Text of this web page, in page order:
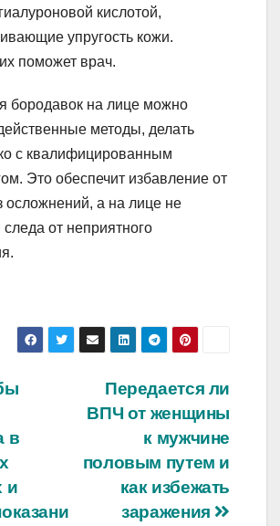
кислотой,
упругость кожи.
поможет врач.
бородавок на лице можно
методы, делать
с квалифицированным
Это обеспечит избавление от
осложнений, а на лице не
следа от неприятного
Передается ли
ВПЧ от женщины
к мужчине
половым путем и
как избежать
заражения
в
и